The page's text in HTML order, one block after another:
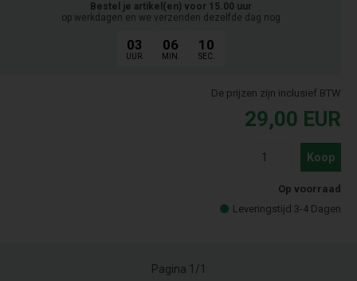
Bestel je artikel(en) voor 15.00 uur
op werkdagen en we verzenden dezelfde dag nog
03
UUR.
06
MIN.
09
SEC.
De prijzen zijn inclusief BTW
29,00 EUR
Koop
Op voorraad
Leveringstijd 3-4 Dagen
Pagina 1/1